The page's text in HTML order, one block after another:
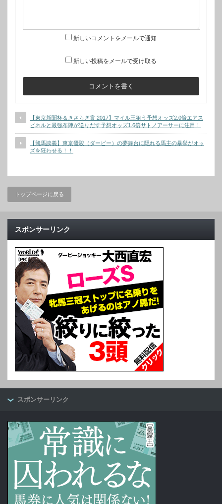
新しいコメントをメールで通知
新しい投稿をメールで受け取る
【東京新聞杯＆きさらぎ賞 2017】マイル王狙う予想オッズ2.0倍エアス
ピネルと最強布陣が送りだす予想オッズ1.6倍サトノアーサーに注目！
【競馬談義】東京優駿（ダービー）の夢舞台に隠れる馬主の暴挙がオッ
ズを狂わせる！！
トップページに戻る
スポンサーリンク
スポンサーリンク